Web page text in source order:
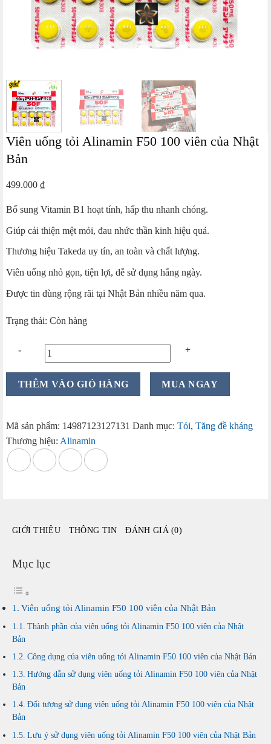
Viên uống tỏi Alinamin F50 100 viên của Nhật
Bản
499.000 ₫
Bổ sung Vitamin B1 hoạt tính, hấp thu nhanh chóng.
Giúp cải thiện mệt mỏi, đau nhức thần kinh hiệu quả.
Thương hiệu Takeda uy tín, an toàn và chất lượng.
Viên uống nhỏ gọn, tiện lợi, dễ sử dụng hằng ngày.
Được tin dùng rộng rãi tại Nhật Bản nhiều năm qua.
Trạng thái: Còn hàng
Viên
Alinamin
100
viên
lượng
THÊM VÀO GIỎ HÀNG MUA NGAY
Mã sản phẩm: 14987123127131 Danh mục: Tỏi, Tăng đề kháng
Thương hiệu: Alinamin
GIỚI THIỆU THÔNG TIN ĐÁNH GIÁ (0)
Mục lục
Viên uống tỏi Alinamin F50 100 viên của Nhật Bản
Thành phần của viên uống tỏi Alinamin F50 100 viên của Nhật
Bản
Công dụng của viên uống tỏi Alinamin F50 100 viên của Nhật Bản
Hướng dẫn sử dụng viên uống tỏi Alinamin F50 100 viên của Nhật
Bản
Đối tượng sử dụng viên uống tỏi Alinamin F50 100 viên của Nhật
Bản
Lưu ý sử dụng viên uống tỏi Alinamin F50 100 viên của Nhật Bản